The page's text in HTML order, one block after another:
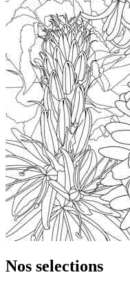
Nos selections